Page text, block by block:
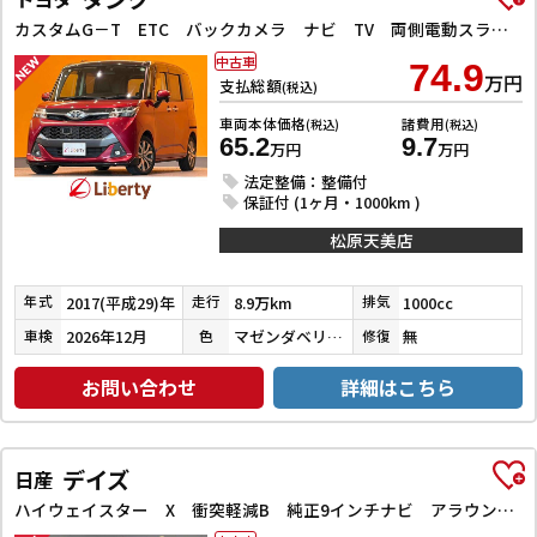
カスタムG－T ETC バックカメラ ナビ TV 両側電動スライドドア クリアランスソナー オートクルーズコントロール 衝突被害軽減システム アルミホイール LEDヘッドランプ スマートキー
支払総額(税込) 74.9万円
車両本体価格(税込)
65.2万円
諸費用(税込)
9.7万円
法定整備：整備付
保証付 (1ヶ月・1000km )
中古車
松原天美店
年式 2017(平成29)年 走行 8.9万km 排気 1000cc
車検 2026年12月 色 マゼンダベリーマイカメタリック／ブラックマイカメタリック 修復 無
お問い合わせ 詳細はこちら
日産 デイズ
ハイウェイスター X 衝突軽減B 純正9インチナビ アラウンドビューモニター ETC LEDヘッドライト フォグライト スマートキー プッシュスタート アイドリングストップ 革巻きステアリング オートエアコン